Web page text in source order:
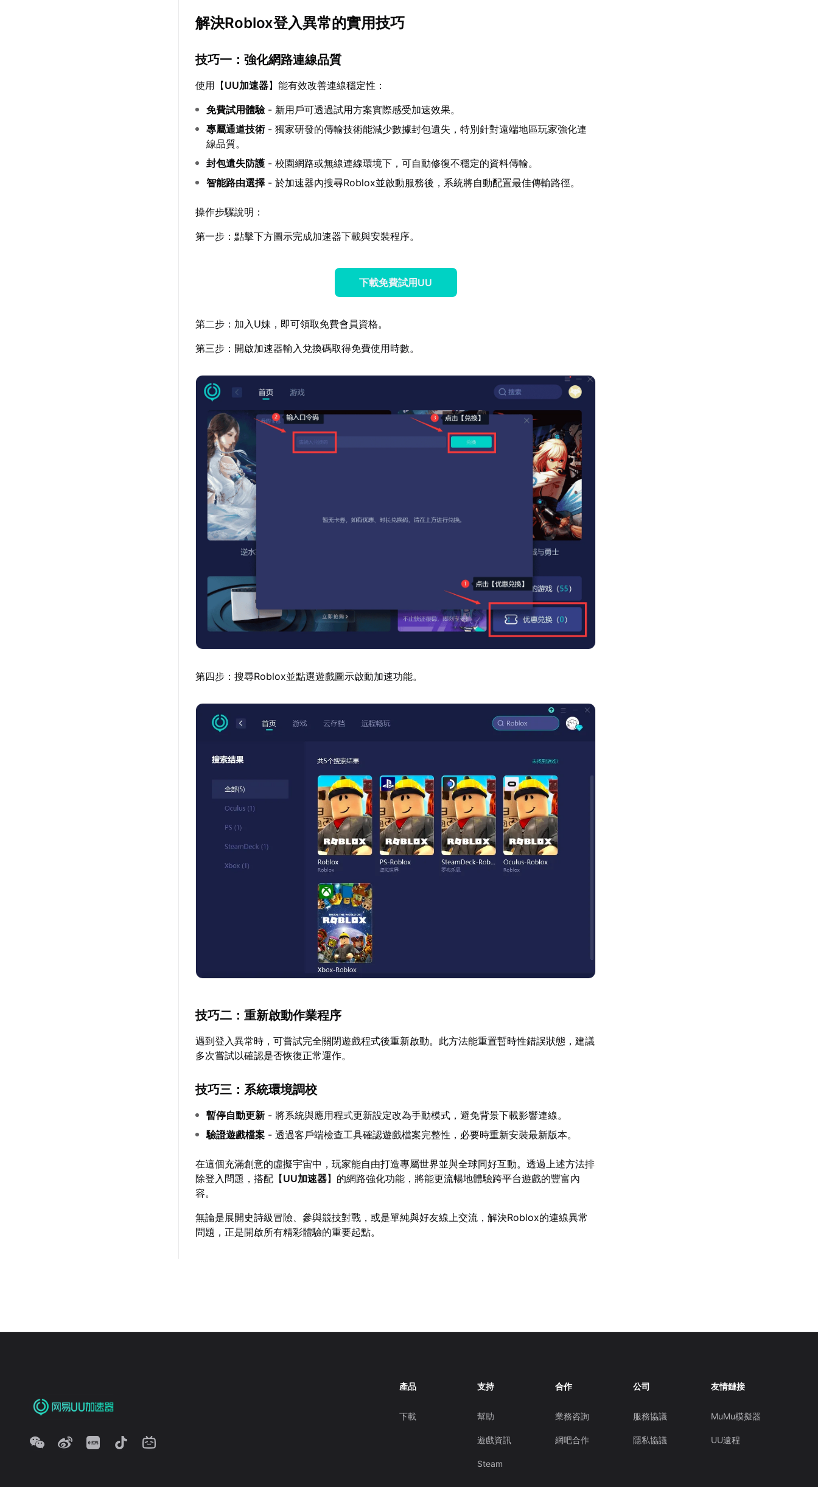
解決Roblox登入異常的實用技巧
技巧一：強化網路連線品質
使用【UU加速器】能有效改善連線穩定性：
免費試用體驗- 新用戶可透過試用方案實際感受加速效果。
專屬通道技術- 獨家研發的傳輸技術能減少數據封包遺失，特別針對遠端地區玩家強化連
線品質。
封包遺失防護 - 校園網路或無線連線環境下，可自動修復不穩定的資料傳輸。
智能路由選擇 - 於加速器內搜尋Roblox並啟動服務後，系統將自動配置最佳傳輸路徑。
操作步驟說明：
第一步：點擊下方圖示完成加速器下載與安裝程序。
下載免費試用UU
第二步：加入U妹，即可領取免費會員資格。
第三步：開啟加速器輸入兌換碼取得免費使用時數。
第四步：搜尋Roblox並點選遊戲圖示啟動加速功能。
技巧二：重新啟動作業程序
遇到登入異常時，可嘗試完全關閉遊戲程式後重新啟動。此方法能重置暫時性錯誤狀態，建議
多次嘗試以確認是否恢復正常運作。
技巧三：系統環境調校
暫停自動更新 - 將系統與應用程式更新設定改為手動模式，避免背景下載影響連線。
驗證遊戲檔案 - 透過客戶端檢查工具確認遊戲檔案完整性，必要時重新安裝最新版本。
在這個充滿創意的虛擬宇宙中，玩家能自由打造專屬世界並與全球同好互動。透過上述方法排
除登入問題，搭配【UU加速器】的網路強化功能，將能更流暢地體驗跨平台遊戲的豐富內
容。
無論是展開史詩級冒險、參與競技對戰，或是單純與好友線上交流，解決Roblox的連線異常
問題，正是開啟所有精彩體驗的重要起點。
產品
下載
支持
幫助
遊戲資訊
Steam
合作
業務咨詢
網吧合作
公司
服務協議
隱私協議
友情鏈接
MuMu模擬器
UU遠程